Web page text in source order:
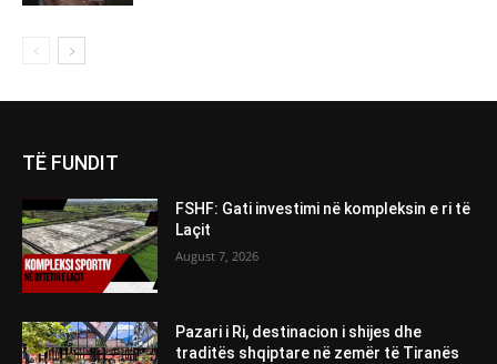
TË FUNDIT
FSHF: Gati investimi në kompleksin e ri të
Laçit
August 7, 2026
Pazari i Ri, destinacion i shijes dhe
traditës shqiptare në zemër të Tiranës